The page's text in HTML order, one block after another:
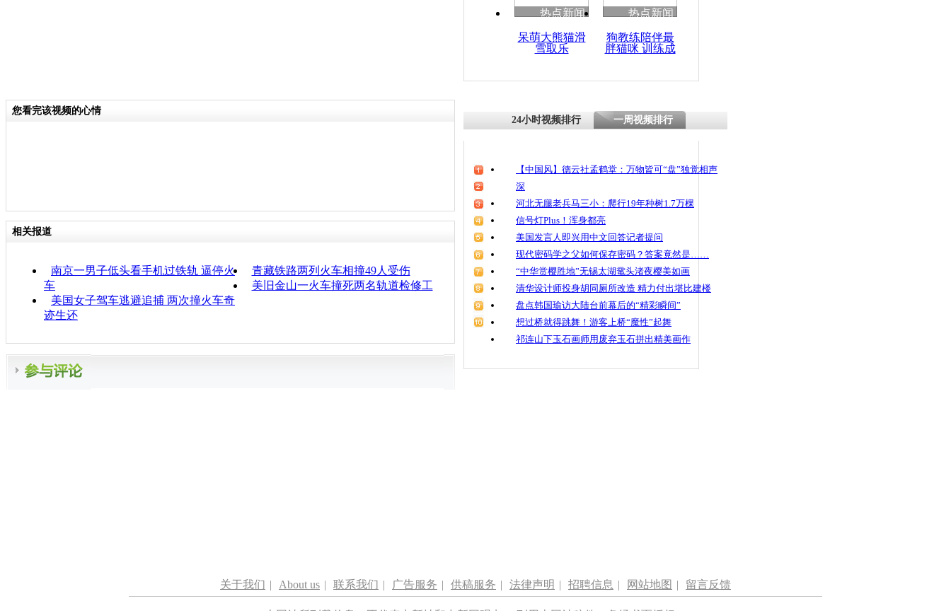
魂
热点新闻
呆萌大熊猫滑
雪取乐
热点新闻
狗教练陪伴最
胖猫咪 训练成
您看完该视频的心情
相关报道
南京一男子低头看手机过铁轨 逼停火
车
青藏铁路两列火车相撞49人受伤
美旧金山一火车撞死两名轨道检修工
美国女子驾车逃避追捕 两次撞火车奇
迹生还
24小时视频排行 一周视频排行
【中国风】德云社孟鹤堂：万物皆可“盘”独觉相声
深
河北无腿老兵马三小：爬行19年种树1.7万棵
信号灯Plus！浑身都亮
美国发言人即兴用中文回答记者提问
现代密码学之父如何保存密码？答案竟然是……
“中华赏樱胜地”无锡太湖鼋头渚夜樱美如画
清华设计师投身胡同厕所改造 精力付出堪比建楼
盘点韩国瑜访大陆台前幕后的“精彩瞬间”
想过桥就得跳舞！游客上桥“魔性”起舞
祁连山下玉石画师用废弃玉石拼出精美画作
关于我们 | About us | 联系我们 | 广告服务 | 供稿服务 | 法律声明 | 招聘信息 | 网站地图 | 留言反馈